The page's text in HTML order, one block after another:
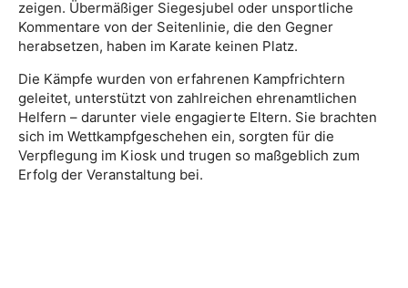
zeigen. Übermäßiger Siegesjubel oder unsportliche
Kommentare von der Seitenlinie, die den Gegner
herabsetzen, haben im Karate keinen Platz.
Die Kämpfe wurden von erfahrenen Kampfrichtern
geleitet, unterstützt von zahlreichen ehrenamtlichen
Helfern – darunter viele engagierte Eltern. Sie brachten
sich im Wettkampfgeschehen ein, sorgten für die
Verpflegung im Kiosk und trugen so maßgeblich zum
Erfolg der Veranstaltung bei.